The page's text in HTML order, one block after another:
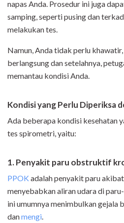
napas Anda. Prosedur ini juga
samping, seperti pusing dan
melakukan tes.
Namun, Anda tidak perlu
berlangsung dan setelahnya,
memantau kondisi Anda.
Kondisi yang Perlu Diperiksa
Ada beberapa kondisi kesehatan
tes spirometri, yaitu:
1. Penyakit paru obstruktif
PPOK adalah penyakit paru
menyebabkan aliran udara di
ini umumnya menimbulkan gejala
danmengi.